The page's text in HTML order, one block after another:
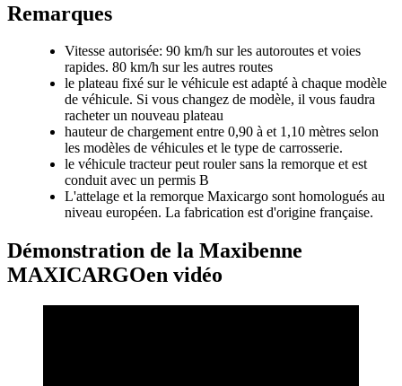
Remarques
Vitesse autorisée: 90 km/h sur les autoroutes et voies
rapides. 80 km/h sur les autres routes
le plateau fixé sur le véhicule est adapté à chaque modèle
de véhicule. Si vous changez de modèle, il vous faudra
racheter un nouveau plateau
hauteur de chargement entre 0,90 à et 1,10 mètres selon
les modèles de véhicules et le type de carrosserie.
le véhicule tracteur peut rouler sans la remorque et est
conduit avec un permis B
L'attelage et la remorque Maxicargo sont homologués au
niveau européen. La fabrication est d'origine française.
Démonstration de la Maxibenne
MAXICARGOen vidéo